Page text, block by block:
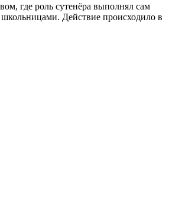
где роль сутенёра выполнял сам
Действие происходило в